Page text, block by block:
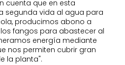
cuenta que en esta
segunda vida al agua para
producimos abono a
fangos para abastecer al
energía mediante
nos permiten cubrir gran
la planta".